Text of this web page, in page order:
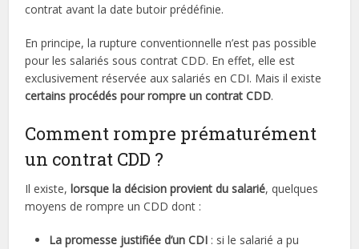
contrat avant la date butoir prédéfinie.
En principe, la rupture conventionnelle n’est pas possible
pour les salariés sous contrat CDD. En effet, elle est
exclusivement réservée aux salariés en CDI. Mais il existe
certains procédés pour rompre un contrat CDD.
Comment rompre prématurément
un contrat CDD ?
Il existe,lorsque la décision provient du salarié, quelques
moyens de rompre un CDD dont :
La promesse justifiée d’un CDI : si le salarié a pu